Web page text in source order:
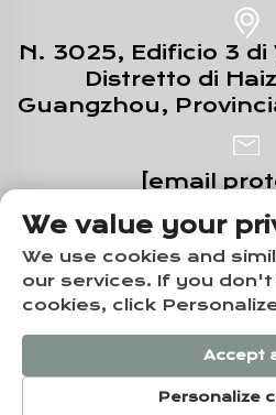
N. 3025, Edificio 3 di
Distretto di
Guangzhou,
[email
+86-
Copyright ©
Housing Co., Ltd. -
We value your
We use cookies and
our services. If you
cookies, click
Personalize
Accept